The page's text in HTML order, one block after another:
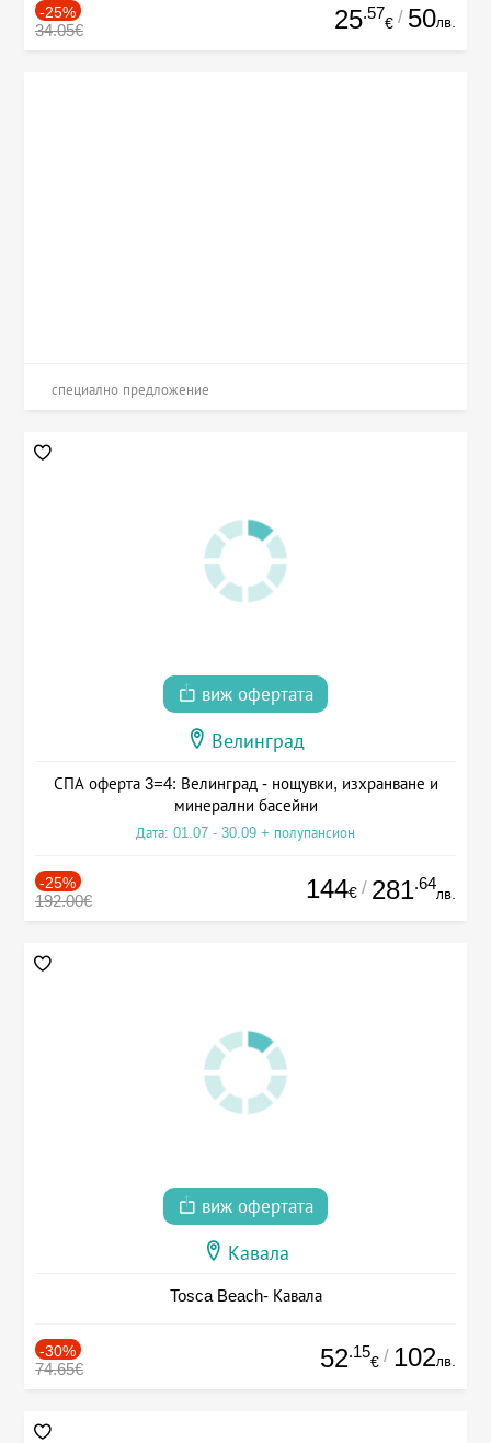
-25%
34.05€ 25.57
€ / 50лв.
специално предложение
виж офертата
Велинград
СПА оферта 3=4: Велинград - нощувки, изхранване и
минерални басейни
Дата: 01.07 - 30.09 + полупансион
-25%
192.00€ 144€ / 281.64
лв.
виж офертата
Кавала
Tosca Beach- Кавала
-30%
74.65€ 52.15
€ / 102лв.